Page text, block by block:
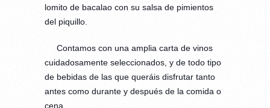
lomito de bacalao con su salsa de pimientos
del piquillo.
Contamos con una amplia carta de vinos
cuidadosamente seleccionados, y de todo tipo
de bebidas de las que queráis disfrutar tanto
antes como durante y después de la comida o
cena.